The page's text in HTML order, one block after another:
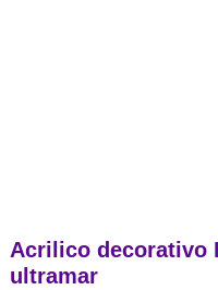
Acrilico decorativo
ultramar